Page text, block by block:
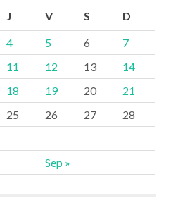
J V S D
Sep »
4 5 6
7
11 12 13
14
18 19 20
21
25 26 27
28